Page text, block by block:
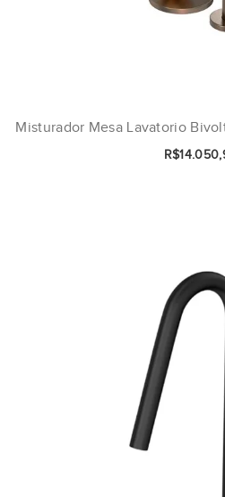
Misturador Mesa Lavatorio